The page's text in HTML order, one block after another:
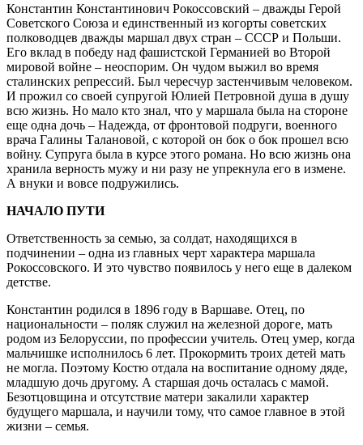
Константин Константинович Рокоссовский – дважды Герой
Советского Союза и единственный из когорты советских
полководцев дважды маршал двух стран – СССР и Польши.
Его вклад в победу над фашистской Германией во Второй
мировой войне – неоспорим. Он чудом выжил во время
сталинских репрессий. Был чересчур застенчивым человеком.
И прожил со своей супругой Юлией Петровной душа в душу
всю жизнь. Но мало кто знал, что у маршала была на стороне
еще одна дочь – Надежда, от фронтовой подруги, военного
врача Галины Талановой, с которой он бок о бок прошел всю
войну. Супруга была в курсе этого романа. Но всю жизнь она
хранила верность мужу и ни разу не упрекнула его в измене.
А внуки и вовсе подружились.
НАЧАЛО ПУТИ
Ответственность за семью, за солдат, находящихся в
подчинении – одна из главных черт характера маршала
Рокоссовского. И это чувство появилось у него еще в далеком
детстве.
Константин родился в 1896 году в Варшаве. Отец, по
национальности – поляк служил на железной дороге, мать
родом из Белоруссии, по профессии учитель. Отец умер, когда
мальчишке исполнилось 6 лет. Прокормить троих детей мать
не могла. Поэтому Костю отдала на воспитание одному дяде,
младшую дочь другому. А старшая дочь осталась с мамой.
Безотцовщина и отсутствие матери закалили характер
будущего маршала, и научили тому, что самое главное в этой
жизни – семья.